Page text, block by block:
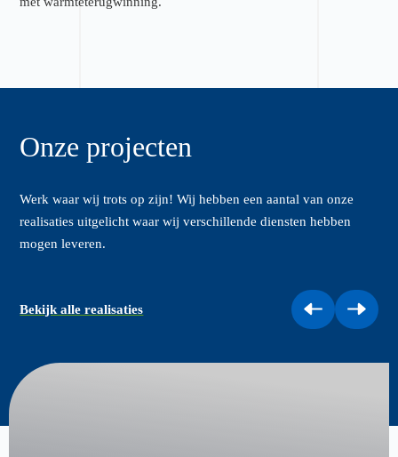
Onze projecten
Werk waar wij trots op zijn! Wij hebben een aantal van onze
realisaties uitgelicht waar wij verschillende diensten hebben
mogen leveren.
Bekijk alle realisaties